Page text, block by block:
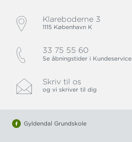
Klareboderne 3
1115 København K
33 75 55 60
Se åbningstider i Kundeservice
Skriv til os
og vi skriver til dig
Gyldendal Grundskole